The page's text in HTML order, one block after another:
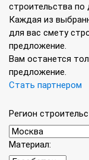
строительства по
Каждая из
для вас смету
предложение.
Вам останется
предложение.
Стать партнером
Регион
Материал: